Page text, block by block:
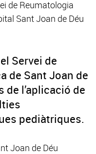
de Reumatologia
Sant Joan de Déu
Servei de
de Sant Joan de
de l’aplicació de
pediàtriques.
Joan de Déu